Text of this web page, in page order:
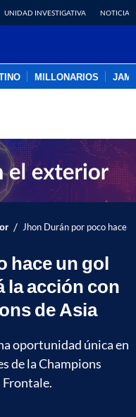
UNIDAD INVESTIGATIVA NOTICIAS
MILLONARIOS
/ Jhon Durán por poco hace
hace un gol
la acción con
de Asia
oportunidad única en
de la Champions
Frontale.